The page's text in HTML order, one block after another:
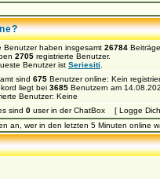
Benutzer haben insgesamt 26784
2705 registrierte Benutzer.
Benutzer ist Seriesiti
sind 675 Benutzer online: Kein
liegt bei 3685 Benutzern am
Benutzer: Keine
sind 0 user in der ChatBox [ Logge
an, wer in den letzten 5 Minuten online